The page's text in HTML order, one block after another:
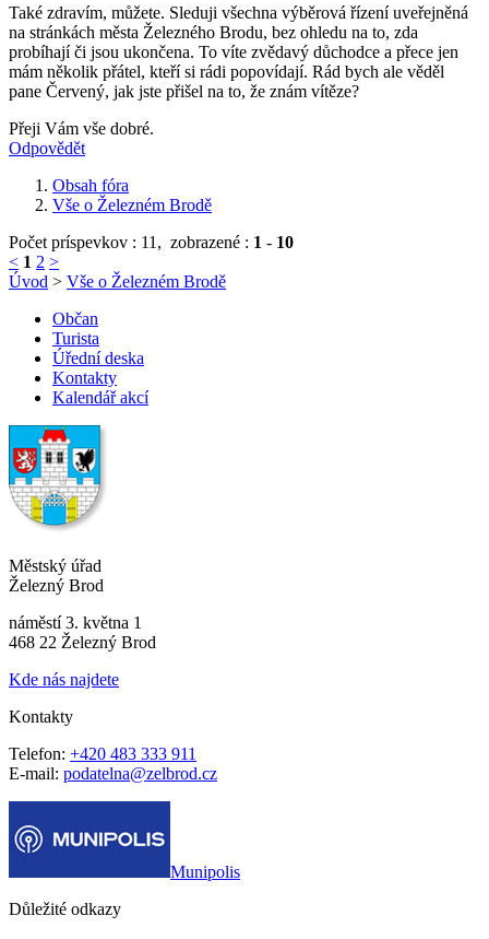
Také zdravím, můžete. Sleduji všechna výběrová řízení uveřejněná
na stránkách města Železného Brodu, bez ohledu na to, zda
probíhají či jsou ukončena. To víte zvědavý důchodce a přece jen
mám několik přátel, kteří si rádi popovídají. Rád bych ale věděl
pane Červený, jak jste přišel na to, že znám vítěze?
Přeji Vám vše dobré.
Odpovědět
Obsah fóra
Vše o Železném Brodě
Počet príspevkov : 11, zobrazené : 1 - 10
< 1 2 >
Úvod > Vše o Železném Brodě
Občan
Turista
Úřední deska
Kontakty
Kalendář akcí
Městský úřad
Železný Brod
náměstí 3. května 1
468 22 Železný Brod
Kde nás najdete
Kontakty
Telefon: +420 483 333 911
E-mail: podatelna@zelbrod.cz
Munipolis
Důležité odkazy